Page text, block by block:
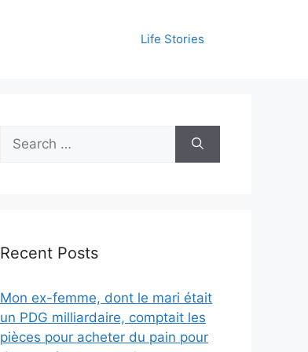
Life Stories
Search
for:
Recent Posts
Mon ex-femme, dont le mari était
un PDG milliardaire, comptait les
pièces pour acheter du pain pour